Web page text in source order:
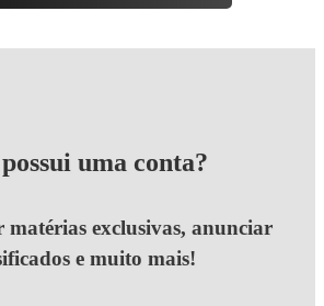
uma conta?
matérias exclusivas, anunciar
e muito mais!